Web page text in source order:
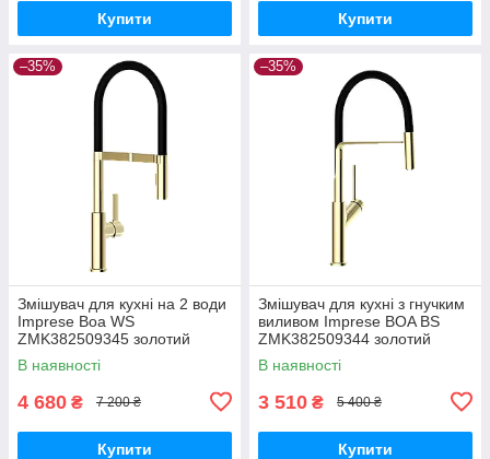
Купити Купити
–35%
Змішувач для кухні на 2 води
Imprese Boa WS
ZMK382509345 золотий
(шампань)
В наявності
4 680 ₴ 7 200 ₴
Купити
–35%
Змішувач для кухні з гнучким
виливом Imprese BOA BS
ZMK382509344 золотий
(шампань)
В наявності
3 510 ₴ 5 400 ₴
Купити